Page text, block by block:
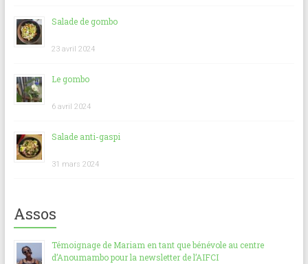
Salade de gombo
23 avril 2024
Le gombo
6 avril 2024
Salade anti-gaspi
31 mars 2024
Assos
Témoignage de Mariam en tant que bénévole au centre
d’Anoumambo pour la newsletter de l’AIFCI